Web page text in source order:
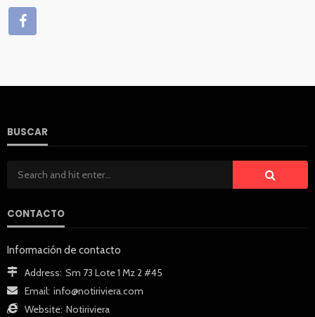
BUSCAR
CONTACTO
Información de contacto
Address: Sm 73 Lote 1 Mz 2 #45
Email: info@notiriviera.com
Website: Notiriviera